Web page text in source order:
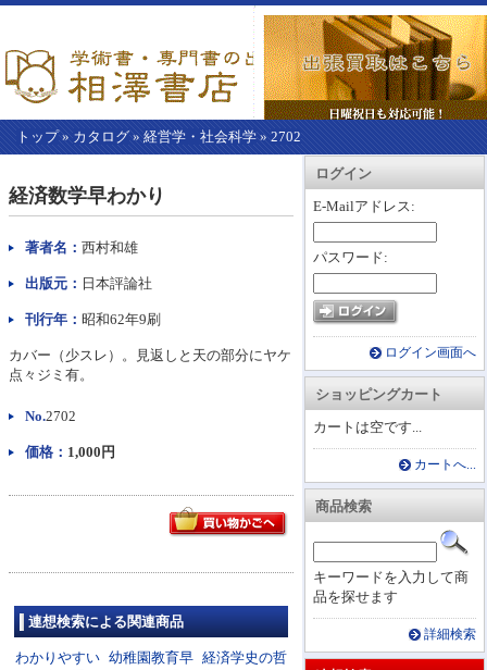
トップ» カタログ » 経営学・社会科学 » 2702
カートを見る
ログイン
E-Mailアドレス:
パスワード:
ログイン画面へ
ショッピングカート
カートは空です...
カートへ...
商品検索
キーワードを入力して商
品を探せます
詳細検索
こ
か
本
経済数学早わかり
著者名： 西村和雄
出版元： 日本評論社
刊行年： 昭和62年9刷
カバー（少スレ）。見返しと天の部分にヤケ
点々ジミ有。
No.2702
価格： 1,000円
連想検索による関連商品
わかりやすい 幼稚園教育早 経済学史の哲